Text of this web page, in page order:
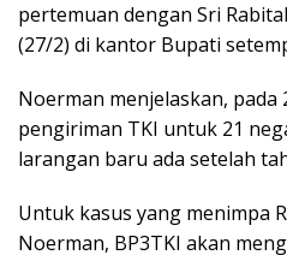
pertemuan dengan Sri
(27/2) di kantor Bupati
Noerman menjelaskan, pada
pengiriman TKI untuk 21
larangan baru ada setelah
Untuk kasus yang menimpa
Noerman, BP3TKI akan